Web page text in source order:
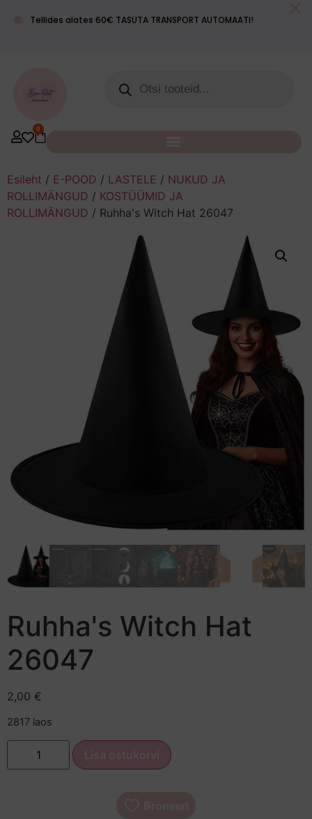
+372 55
info@emmimaailm.eeMeie luguBlogiKontakt
0
Esileht / E-POOD / LASTELE / NUKUD JA
ROLLIMÄNGUD / KOSTÜÜMID JA
ROLLIMÄNGUD / Ruhha's Witch Hat 26047
Ruhha's Witch Hat
26047
2,00 €
2817 laos
Tellides alates 60€ TASUTA TRANSPORT AUTOMAATI!